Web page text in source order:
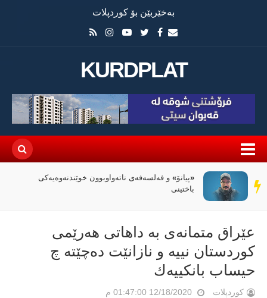
بەخێربێن بۆ کوردپلات
KURDPLAT
سەر
دێڕ
«پیانۆ» و فەلسەفەی ناتەواوبوون خوێندنەوەیەکی
باختینی
عێراق متمانەی بە داهاتی هەرێمی
كوردستان نییە و نازانێت دەچێتە چ
حیساب بانكییەك
کوردپلات 12/18/2020 01:47:00 م